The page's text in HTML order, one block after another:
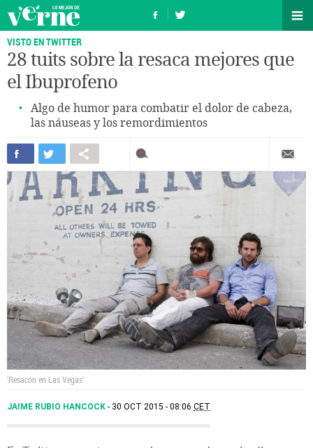
VISTO EN TWITTER
28 tuits sobre la resaca mejores que
el Ibuprofeno
Algo de humor para combatir el dolor de cabeza,
las náuseas y los remordimientos
'Resacón en Las Vegas'
JAIME RUBIO HANCOCK 30 OCT 2015 - 08:06 CET